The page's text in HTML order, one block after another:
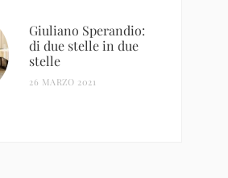
Giuliano Sperandio:
di due stelle in due
stelle
26 MARZO 2021